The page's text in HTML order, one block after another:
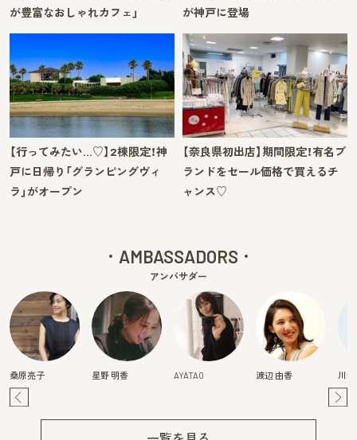
が豊富なおしゃれカフェ」
が神戸に登場
【行ってみたい…♡】2棟限定！神
戸に日帰り「グランピングヴィ
ラ」がオープン
【奈良県初出店】期間限定！有名ブ
ランドをセール価格で買えるチ
ャンス♡
AMBASSADORS
アンバサダー
桑原亮子 星野 明香 AYATAO 渡辺 由香 川